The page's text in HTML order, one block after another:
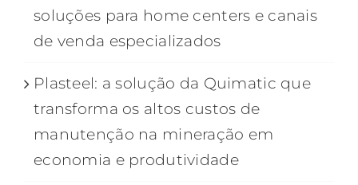
soluções para home centers e canais
de venda especializados
Plasteel: a solução da Quimatic que
transforma os altos custos de
manutenção na mineração em
economia e produtividade